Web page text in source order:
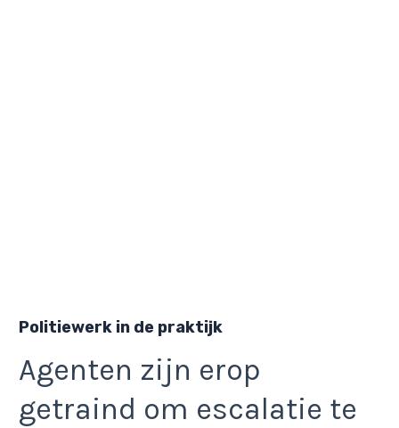
Politiewerk in de praktijk
Agenten zijn erop
getraind om escalatie te